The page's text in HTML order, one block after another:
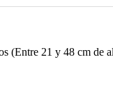
(Entre 21 y 48 cm de